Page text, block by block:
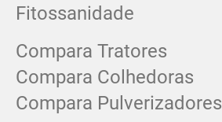
Fitossanidade
Compara Tratores
Compara Colhedoras
Compara Pulverizadores